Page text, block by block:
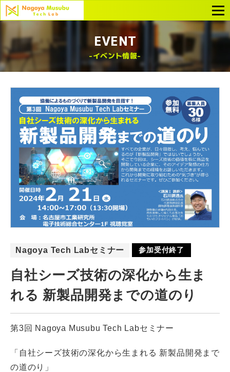
EVENT
イベント情報
Nagoya Tech Labセミナー 参加受付終了
自社シーズ技術の深化から生ま
れる 新製品開発までの道のり
第3回 Nagoya Musubu Tech Labセミナー
「自社シーズ技術の深化から生まれる 新製品開発まで
の道のり」